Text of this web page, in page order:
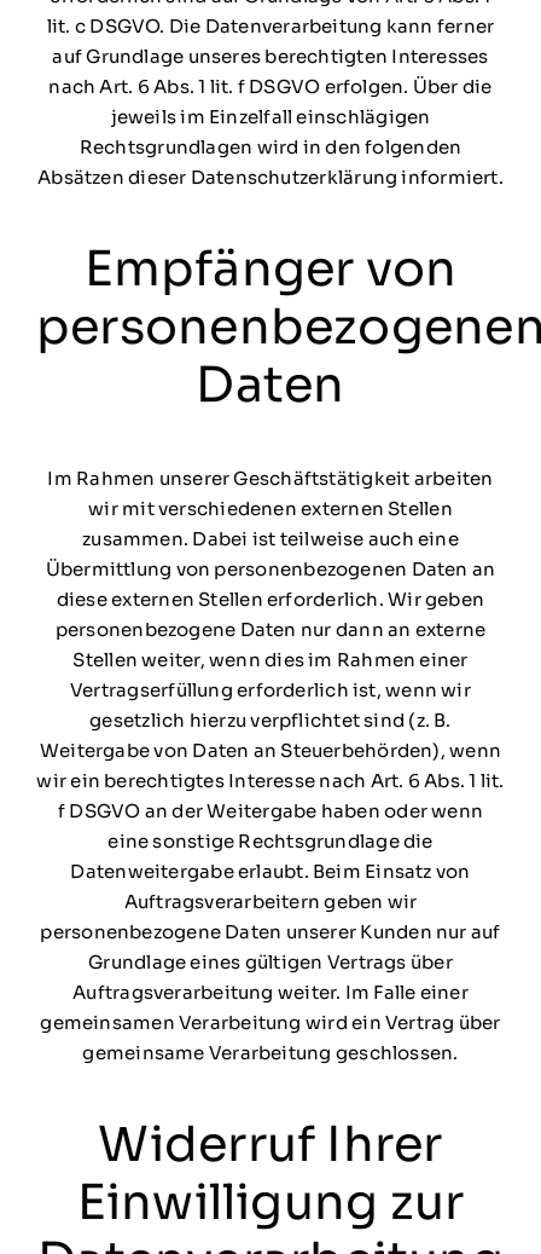
lit. c DSGVO. Die Datenverarbeitung kann ferner
auf Grundlage unseres berechtigten Interesses
nach Art. 6 Abs. 1 lit. f DSGVO erfolgen. Über die
jeweils im Einzelfall einschlägigen
Rechtsgrundlagen wird in den folgenden
Absätzen dieser Datenschutzerklärung informiert.
Empfänger von
Daten
Im Rahmen unserer Geschäftstätigkeit arbeiten
wir mit verschiedenen externen Stellen
zusammen. Dabei ist teilweise auch eine
Übermittlung von personenbezogenen Daten an
diese externen Stellen erforderlich. Wir geben
personenbezogene Daten nur dann an externe
Stellen weiter, wenn dies im Rahmen einer
Vertragserfüllung erforderlich ist, wenn wir
gesetzlich hierzu verpflichtet sind (z. B.
Weitergabe von Daten an Steuerbehörden), wenn
wir ein berechtigtes Interesse nach Art. 6 Abs. 1 lit.
f DSGVO an der Weitergabe haben oder wenn
eine sonstige Rechtsgrundlage die
Datenweitergabe erlaubt. Beim Einsatz von
Auftragsverarbeitern geben wir
personenbezogene Daten unserer Kunden nur auf
Grundlage eines gültigen Vertrags über
Auftragsverarbeitung weiter. Im Falle einer
gemeinsamen Verarbeitung wird ein Vertrag über
gemeinsame Verarbeitung geschlossen.
Widerruf Ihrer
Einwilligung zur